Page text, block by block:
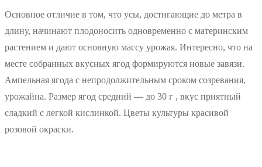
Основное отличие в том, что усы, достигающие до метра в
длину, начинают плодоносить одновременно с материнским
растением и дают основную массу урожая. Интересно, что на
месте собранных вкусных ягод формируются новые завязи.
Ампельная ягода с непродолжительным сроком созревания,
урожайна. Размер ягод средний — до 30 г , вкус приятный
сладкий с легкой кислинкой. Цветы культуры красивой
розовой окраски.